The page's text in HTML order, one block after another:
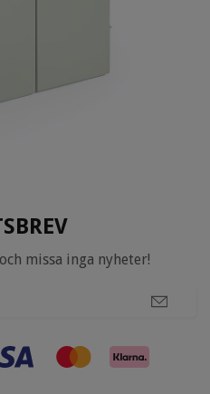
missa inga nyheter!